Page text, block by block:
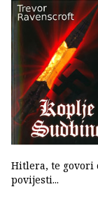
Hitlera, te govori
povijesti...